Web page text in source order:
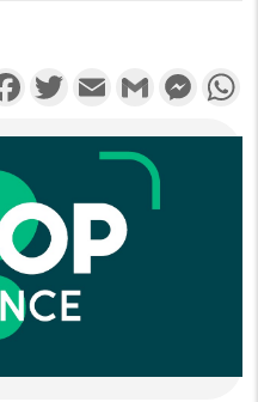
FacebookTwitterEmail Gmail